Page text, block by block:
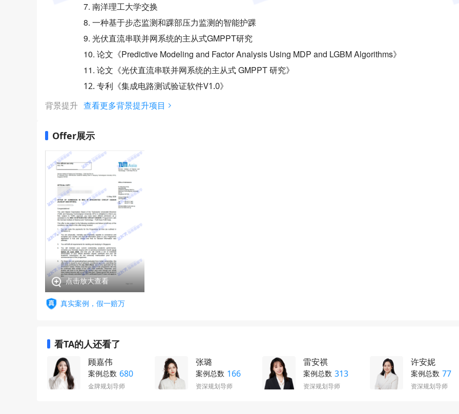
7. 南洋理工大学交换
8. 一种基于步态监测和踝部压力监测的智能护踝
9. 光伏直流串联并网系统的主从式GMPPT研究
10. 论文《Predictive Modeling and Factor Analysis Using MDP and LGBM Algorithms》
11. 论文《光伏直流串联并网系统的主从式 GMPPT 研究》
12. 专利《集成电路测试验证软件V1.0》
背景提升 查看更多背景提升项目
Offer展示
点击放大查看
真实案例，假一赔万
看TA的人还看了
顾嘉伟
案例总数 680
金牌规划导师
张璐
案例总数 166
资深规划导师
雷安祺
案例总数 313
资深规划导师
许安妮
案例总数 77
资深规划导师